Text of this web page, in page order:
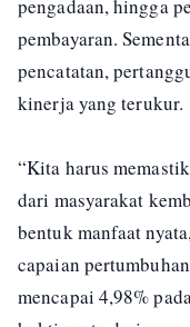
pengadaan, hingga
pembayaran.
pencatatan,
kinerja yang terukur.
“Kita harus
dari masyarakat
bentuk manfaat
capaian
mencapai 4,98%